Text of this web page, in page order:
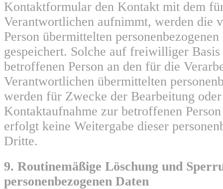
Kontaktformular den Kontakt mit dem
Verantwortlichen aufnimmt, werden die
Person übermittelten
gespeichert. Solche auf freiwilliger
betroffenen Person an den für die
Verantwortlichen übermittelten
werden für Zwecke der Bearbeitung
Kontaktaufnahme zur betroffenen
erfolgt keine Weitergabe dieser
Dritte.
9. Routinemäßige Löschung und
personenbezogenen Daten